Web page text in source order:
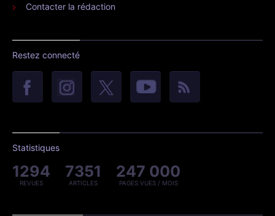
Contacter la rédaction
Restez connecté
Statistiques
1294
REVUES
7351
ARTICLES
247 000
PAGES VUES / MOIS